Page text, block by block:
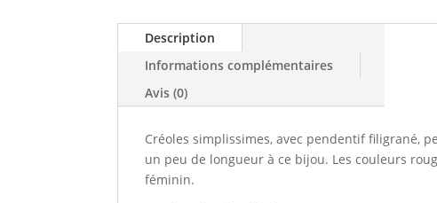
Description
Informations complémentaires
Avis (0)
Créoles simplissimes, avec pendentif filigrané,
un peu de longueur à ce bijou. Les couleurs
féminin.